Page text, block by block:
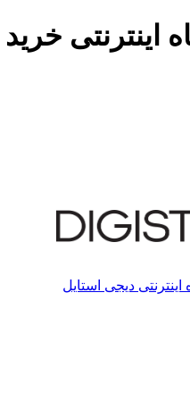
اینترنتی
دیجی استایل